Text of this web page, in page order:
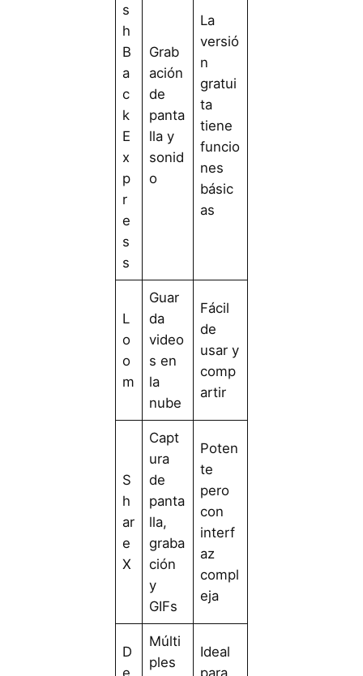
s
h
B
a
c
k
E
x
p
r
e
s
s
Grab
ación
de
panta
lla y
sonid
o
La
versió
n
gratui
ta
tiene
funcio
nes
básic
as
L
o
o
m
Guar
da
video
s en
la
nube
Fácil
de
usar y
comp
artir
S
h
ar
e
X
Capt
ura
de
panta
lla,
graba
ción
y
GIFs
Poten
te
pero
con
interf
az
compl
eja
D
e
Múlti
ples
Ideal
para